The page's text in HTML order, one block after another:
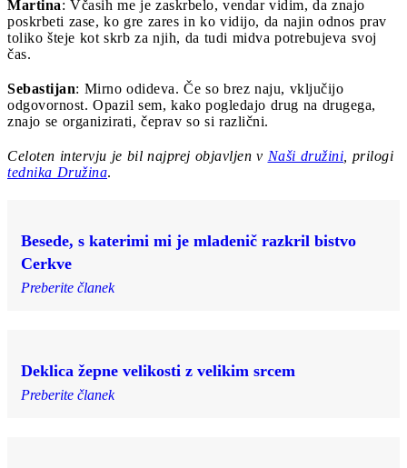
Martina: Včasih me je zaskrbelo, vendar vidim, da znajo
poskrbeti zase, ko gre zares in ko vidijo, da najin odnos prav
toliko šteje kot skrb za njih, da tudi midva potrebujeva svoj
čas.
Sebastijan: Mirno odideva. Če so brez naju, vključijo
odgovornost. Opazil sem, kako pogledajo drug na drugega,
znajo se organizirati, čeprav so si različni.
Celoten intervju je bil najprej objavljen v Naši družini , prilogi
tednika Družina.
Besede, s katerimi mi je mladenič razkril bistvo
Cerkve
Preberite članek
Deklica žepne velikosti z velikim srcem
Preberite članek